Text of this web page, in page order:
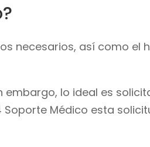
necesarios, así como el
embargo, lo ideal es
Médico esta